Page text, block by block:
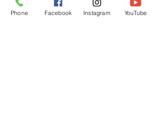
Phone Facebook Instagram YouTube